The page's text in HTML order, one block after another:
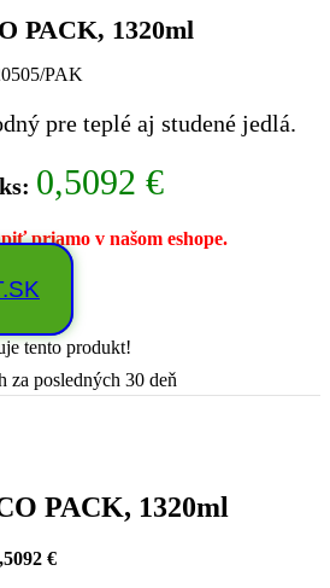
PACK, 1320ml
PAK
pre teplé aj studené jedlá.
0,5092 €
priamo v našom eshope.
tento produkt!
za posledných 30 deň
PACK, 1320ml
€